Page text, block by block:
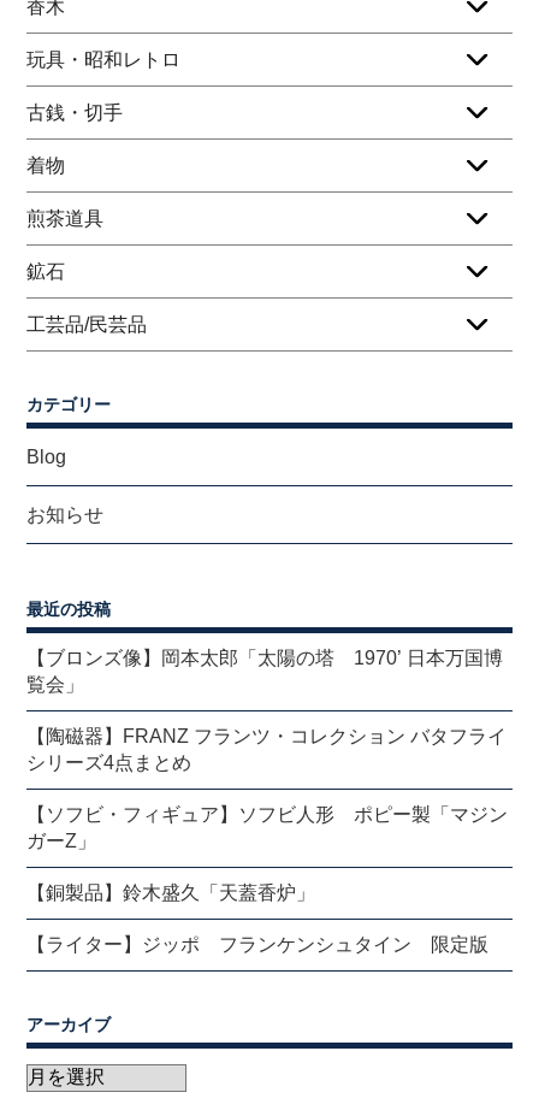
香木
玩具・昭和レトロ
古銭・切手
着物
煎茶道具
鉱石
工芸品/民芸品
カテゴリー
Blog
お知らせ
最近の投稿
【ブロンズ像】岡本太郎「太陽の塔 1970’ 日本万国博
覧会」
【陶磁器】FRANZ フランツ・コレクション バタフライ
シリーズ4点まとめ
【ソフビ・フィギュア】ソフビ人形 ポピー製「マジン
ガーZ」
【銅製品】鈴木盛久「天蓋香炉」
【ライター】ジッポ フランケンシュタイン 限定版
アーカイブ